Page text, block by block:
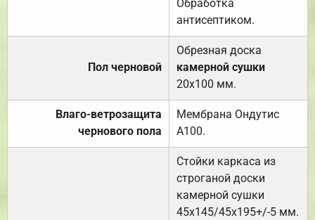
Обработка
антисептиком.
Пол черновой
Обрезная доска
камерной сушки
20х100 мм.
Влаго-ветрозащита
чернового пола
Мембрана Ондутис
А100.
Стойки каркаса из
строганой доски
камерной сушки
45х145/45х195+/-5 мм.